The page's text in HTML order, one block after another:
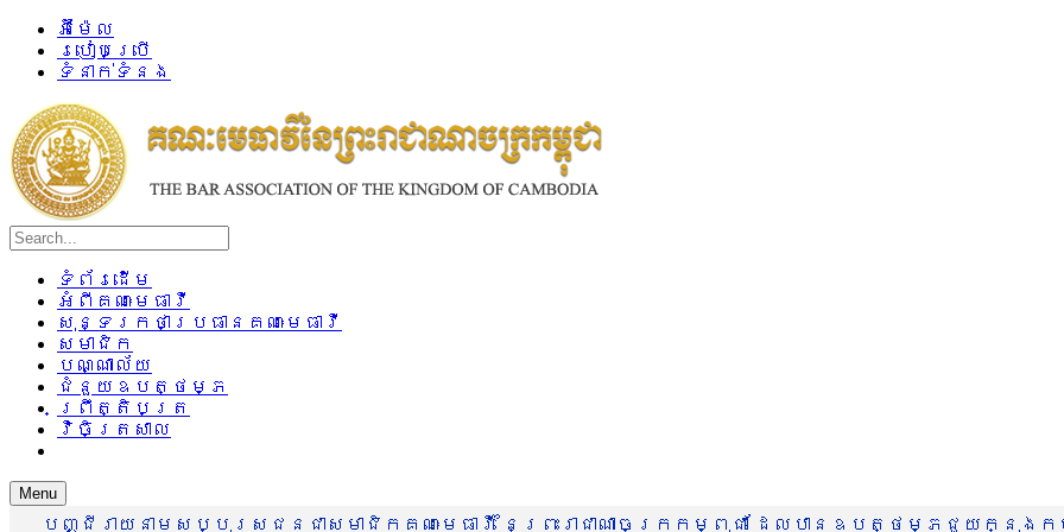
អ៊ីម៉ែល
របៀបប្រើ
ទំនាក់ទំនង
ទំព័រដើម
អំពីគណៈមេធាវី
សុន្ទរកថាប្រធានគណៈមេធាវី
សមាជិក
បណ្ណាល័យ
ជំនួយឧបត្ថម្ភ
ព្រឹត្តិបត្រ
វិចិត្រសាល
Menu
បញ្ជីរាយនាមសប្បុរសជនជាសមាជិកគណៈមេធាវី នៃព្រះរាជាណាចក្រកម្ពុជា ដែលបានឧបត្ថម្ភជួយក្នុង